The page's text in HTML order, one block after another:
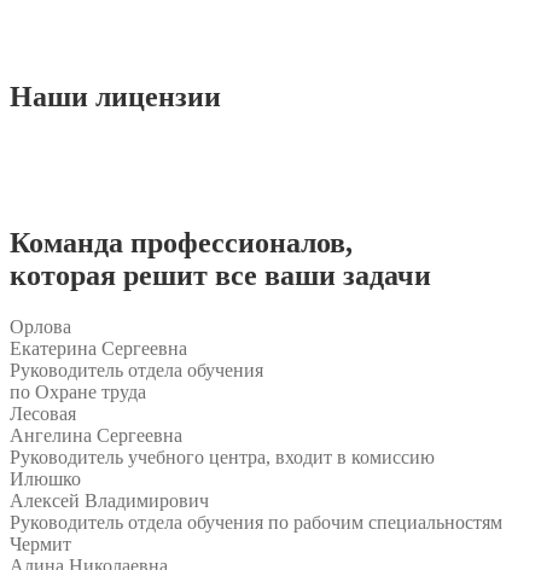
Наши лицензии
Команда профессионалов,
которая решит все ваши задачи
Орлова
Екатерина Сергеевна
Руководитель отдела обучения
по Охране труда
Лесовая
Ангелина Сергеевна
Руководитель учебного центра, входит в комиссию
Илюшко
Алексей Владимирович
Руководитель отдела обучения по рабочим специальностям
Чермит
Алина Николаевна